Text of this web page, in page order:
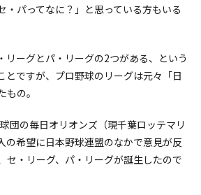
・パってなに？」と思っている方もいる
リーグとパ・リーグの2つがある、という
とですが、プロ野球のリーグは元々「日
の。
団の毎日オリオンズ（現千葉ロッテマリ
の希望に日本野球連盟のなかで意見が反
セ・リーグ、パ・リーグが誕生したので